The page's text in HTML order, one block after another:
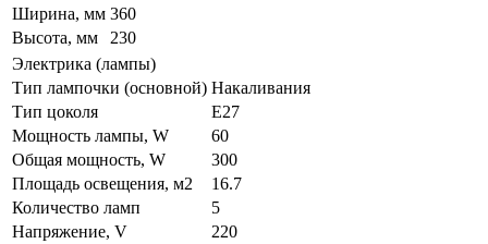
Ширина, мм 360
Высота, мм
230
Электрика (лампы)
Тип лампочки (основной) Накаливания
Тип цоколя
E27
Мощность лампы, W
60
Общая мощность, W
300
Площадь освещения, м2
16.7
Количество ламп
5
Напряжение, V
220